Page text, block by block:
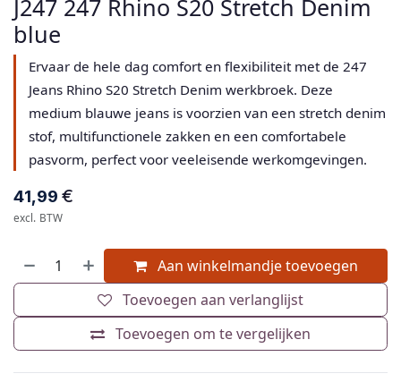
J247 247 Rhino S20 Stretch Denim
blue
Ervaar de hele dag comfort en flexibiliteit met de 247
Jeans Rhino S20 Stretch Denim werkbroek. Deze
medium blauwe jeans is voorzien van een stretch denim
stof, multifunctionele zakken en een comfortabele
pasvorm, perfect voor veeleisende werkomgevingen.
41,99 €
excl. BTW
Aan winkelmandje toevoegen
Toevoegen om te vergelijken
Toevoegen aan verlanglijst